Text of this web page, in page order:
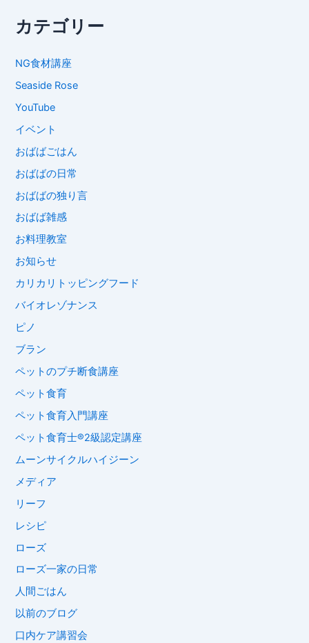
カテゴリー
NG食材講座
Seaside Rose
YouTube
イベント
おばばごはん
おばばの日常
おばばの独り言
おばば雑感
お料理教室
お知らせ
カリカリトッピングフード
バイオレゾナンス
ピノ
ブラン
ペットのプチ断食講座
ペット食育
ペット食育入門講座
ペット食育士®︎2級認定講座
ムーンサイクルハイジーン
メディア
リーフ
レシピ
ローズ
ローズ一家の日常
人間ごはん
以前のブログ
口内ケア講習会